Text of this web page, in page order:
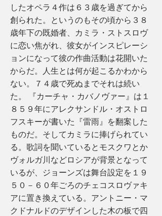
したオペラ４作は６３歳を過ぎてから
創られた。というのもその頃から３８
歳年下の既婚者、カミラ・ストスロヴ
に恋い焦がれ、彼女がインスピレーシ
ョンになって彼の作曲活動は花開いた
からだ。人生とは何が起こるかわから
ない。７４歳で死ぬまでそれは続い
た。 『カーチャ・カバノヴァー』は１
８５９年にアレクサンドル・オストロ
フスキーが書いた『雷雨』を翻案した
ものだ。そしてカミラに捧げられてい
る。歌詞を聞いているとモスクワとか
ヴォルガ川などロシアが背景となって
いるが、ジョーンズは舞台設定を１９
５０－６０年ごろのチェコスロヴァキ
アに置き換えている。アントニー・マ
クドナルドのデザインした木の板で四